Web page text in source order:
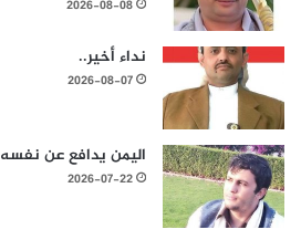
2026-08-08
نداء أخير..
2026-08-07
اليمن يدافع عن نفسه
2026-07-22